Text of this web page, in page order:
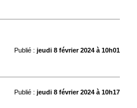
Publié : jeudi 8 février 2024 à 10h01
Publié : jeudi 8 février 2024 à 10h17